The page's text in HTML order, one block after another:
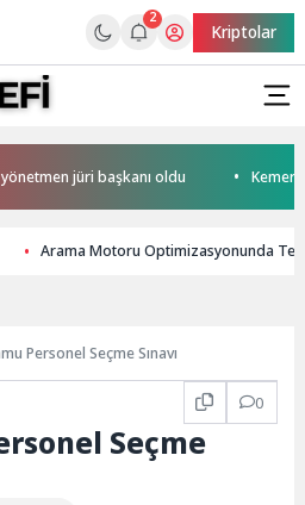
2
Kriptolar
jüri başkanı oldu Kemer
Arama Motoru Optimizasyonunda
Personel Seçme Sınavı
0
Seçme